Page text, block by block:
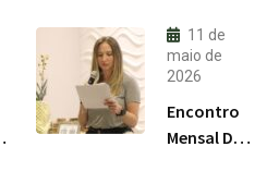
Pedrinha
RS / Julho
2026
11 de
maio de
2026
Encontro
Mensal Do